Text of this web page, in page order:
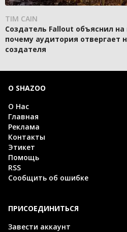
TIM CAIN
Создатель Fallout объяснил
почему аудитория отвергает
создателя
О SHAZOO
О Нас
Главная
Реклама
Контакты
Этикет
Помощь
RSS
Сообщить об ошибке
ПРИСОЕДИНИТЬСЯ
Завести аккаунт